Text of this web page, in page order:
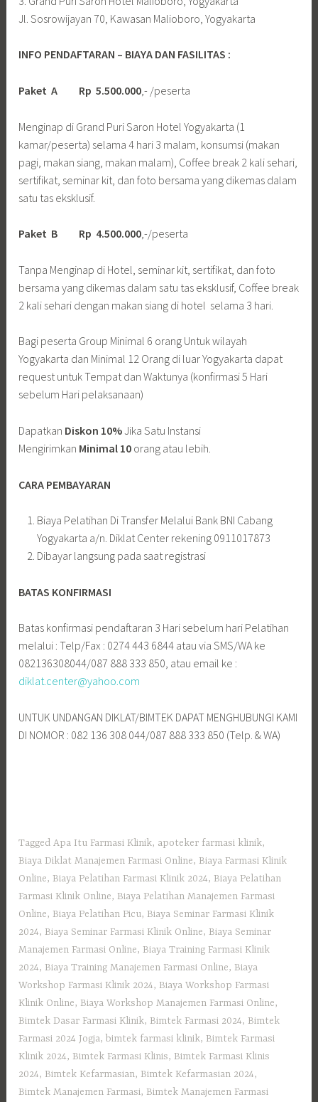
Jl. Sosrowijayan 70, Kawasan Malioboro, Yogyakarta
INFO PENDAFTARAN – BIAYA DAN FASILITAS :
Paket A Rp 5.500.000 ,- /peserta
Menginap di Grand Puri Saron Hotel Yogyakarta (1
kamar/peserta) selama 4 hari 3 malam, konsumsi (makan
pagi, makan siang, makan malam), Coffee break 2 kali sehari,
sertifikat, seminar kit, dan foto bersama yang dikemas dalam
satu tas eksklusif.
Paket B Rp 4.500.000,-/peserta
Tanpa Menginap di Hotel, seminar kit, sertifikat, dan foto
bersama yang dikemas dalam satu tas eksklusif, Coffee break
2 kali sehari dengan makan siang di hotel selama 3 hari.
Bagi peserta Group Minimal 6 orang Untuk wilayah
Yogyakarta dan Minimal 12 Orang di luar Yogyakarta dapat
request untuk Tempat dan Waktunya (konfirmasi 5 Hari
sebelum Hari pelaksanaan)
Dapatkan Diskon 10%Jika Satu Instansi
Mengirimkan Minimal 10 orang atau lebih.
CARA PEMBAYARAN
Biaya Pelatihan Di Transfer Melalui Bank BNI Cabang
Yogyakarta a/n. Diklat Center rekening 0911017873
Dibayar langsung pada saat registrasi
BATAS KONFIRMASI
Batas konfirmasi pendaftaran 3 Hari sebelum hari Pelatihan
melalui : Telp/Fax : 0274 443 6844 atau via SMS/WA ke
082136308044/087 888 333 850, atau email ke :
diklat.center@yahoo.com
UNTUK UNDANGAN DIKLAT/BIMTEK DAPAT MENGHUBUNGI KAMI
DI NOMOR : 082 136 308 044/087 888 333 850 (Telp. & WA)
TaggedApa Itu Farmasi Klinik, apoteker farmasi klinik,
Biaya Diklat Manajemen Farmasi Online, Biaya Farmasi Klinik
Online, Biaya Pelatihan Farmasi Klinik 2024, Biaya Pelatihan
Farmasi Klinik Online, Biaya Pelatihan Manajemen Farmasi
Online, Biaya Pelatihan Picu, Biaya Seminar Farmasi Klinik
2024, Biaya Seminar Farmasi Klinik Online, Biaya Seminar
Manajemen Farmasi Online, Biaya Training Farmasi Klinik
2024, Biaya Training Manajemen Farmasi Online, Biaya
Workshop Farmasi Klinik 2024, Biaya Workshop Farmasi
Klinik Online, Biaya Workshop Manajemen Farmasi Online,
Bimtek Dasar Farmasi Klinik, Bimtek Farmasi 2024, Bimtek
Farmasi 2024 Jogja, bimtek farmasi klinik, Bimtek Farmasi
Klinik 2024, Bimtek Farmasi Klinis, Bimtek Farmasi Klinis
2024, Bimtek Kefarmasian, Bimtek Kefarmasian 2024,
Bimtek Manajemen Farmasi, Bimtek Manajemen Farmasi